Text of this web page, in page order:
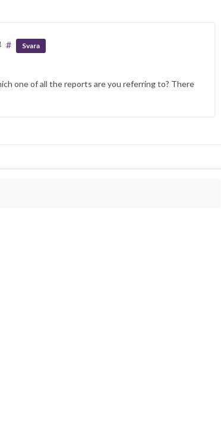
# Svara
one of all the reports are you referring to? There